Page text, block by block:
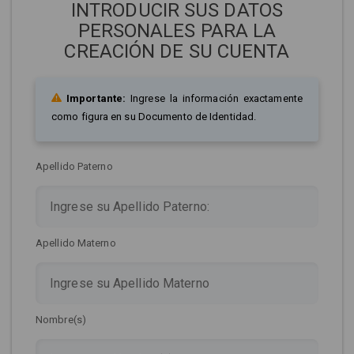
INTRODUCIR SUS DATOS
PERSONALES PARA LA
CREACIÓN DE SU CUENTA
Importante: Ingrese la información exactamente
como figura en su Documento de Identidad.
Apellido Paterno
Apellido Materno
Nombre(s)